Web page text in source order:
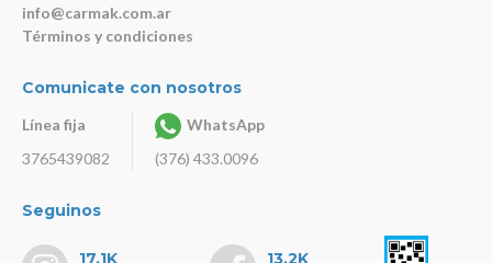
info@carmak.com.ar
Términos y condiciones
Comunicate con nosotros
Línea fija
3765439082
WhatsApp
(376) 433.0096
Seguinos
17.1K 13.2K